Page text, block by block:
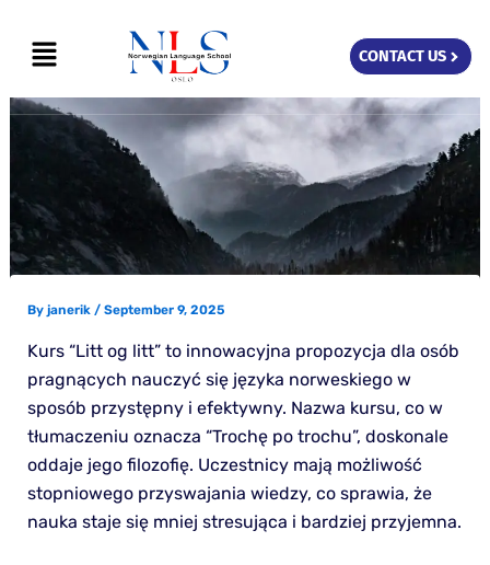
content
Menu CONTACT US
By janerik / September 9, 2025
Kurs “Litt og litt” to innowacyjna propozycja dla osób
pragnących nauczyć się języka norweskiego w
sposób przystępny i efektywny. Nazwa kursu, co w
tłumaczeniu oznacza “Trochę po trochu”, doskonale
oddaje jego filozofię. Uczestnicy mają możliwość
stopniowego przyswajania wiedzy, co sprawia, że
nauka staje się mniej stresująca i bardziej przyjemna.